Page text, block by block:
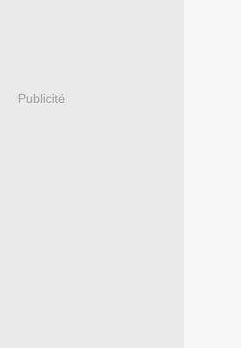
Publicité